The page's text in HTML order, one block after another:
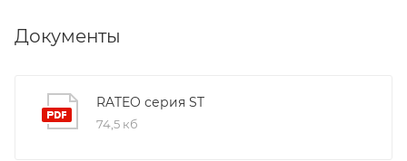
Документы
RATEO серия ST
74,5 кб